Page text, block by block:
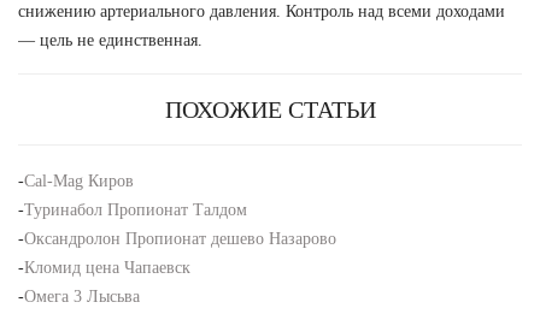
снижению артериального давления. Контроль над всеми доходами
— цель не единственная.
ПОХОЖИЕ СТАТЬИ
-Cal-Mag Киров
-Туринабол Пропионат Талдом
-Оксандролон Пропионат дешево Назарово
-Кломид цена Чапаевск
-Омега 3 Лысьва